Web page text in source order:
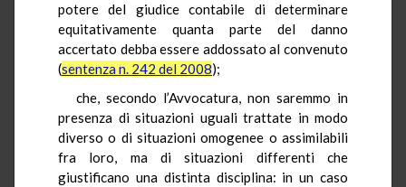
potere del giudice contabile di determinare
equitativamente quanta parte del danno
accertato debba essere addossato al convenuto
(sentenza n. 242 del 2008);
che, secondo l’Avvocatura, non saremmo in
presenza di situazioni uguali trattate in modo
diverso o di situazioni omogenee o assimilabili
fra loro, ma di situazioni differenti che
giustificano una distinta disciplina: in un caso